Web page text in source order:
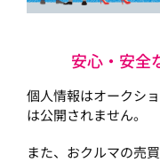
安心・安全
個人情報はオークシ
は公開されません。
また、おクルマの売